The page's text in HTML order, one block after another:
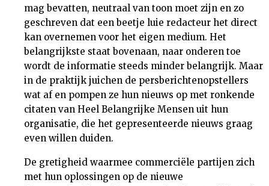
mag bevatten, neutraal van toon moet zijn en zo
geschreven dat een beetje luie redacteur het direct
kan overnemen voor het eigen medium. Het
belangrijkste staat bovenaan, naar onderen toe
wordt de informatie steeds minder belangrijk. Maar
in de praktijk juichen de persberichtenopstellers
wat af en pompen ze hun nieuws op met ronkende
citaten van Heel Belangrijke Mensen uit hun
organisatie, die het gepresenteerde nieuws graag
even willen duiden.
De gretigheid waarmee commerciële partijen zich
met hun oplossingen op de nieuwe